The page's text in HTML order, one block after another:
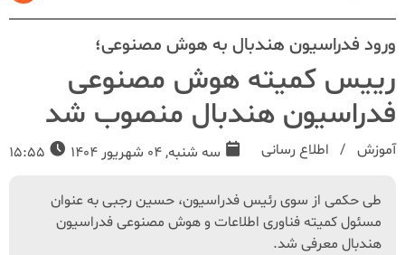
ورود فدراسیون هندبال به هوش مصنوعی؛
رییس کمیته هوش مصنوعی
فدراسیون هندبال منصوب شد
آموزش اطلاع رسانی سه شنبه, 04 شهریور 1404
طی حکمی از سوی رئیس فدراسیون، حسین رجبی به عنوان
مسئول کمیته فناوری اطلاعات و هوش مصنوعی فدراسیون
هندبال معرفی شد.